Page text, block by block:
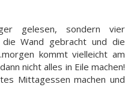
gelesen, sondern vier
Wand gebracht und die
kommt vielleicht am
nicht alles in Eile machen!
Mittagessen machen und